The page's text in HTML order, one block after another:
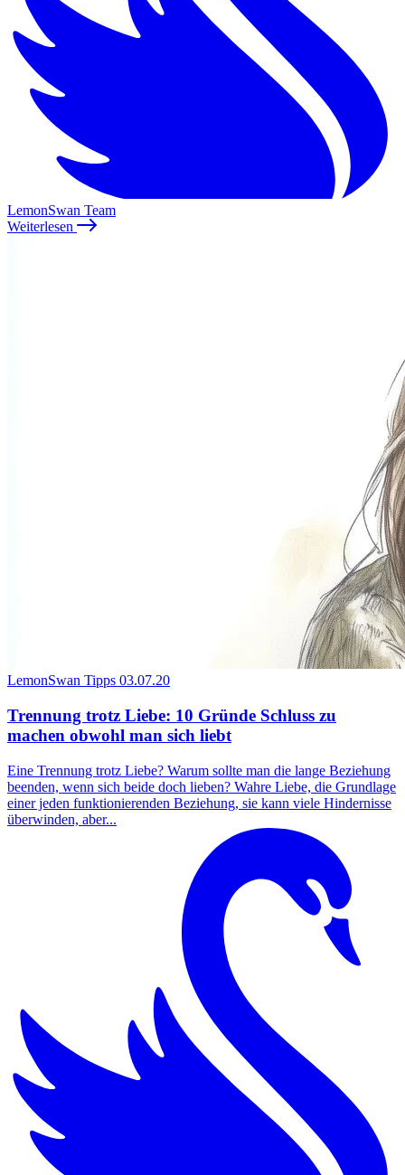
LemonSwan Team
Weiterlesen
LemonSwan Tipps 03.07.20
Trennung trotz Liebe: 10 Gründe Schluss zu
machen obwohl man sich liebt
Eine Trennung trotz Liebe? Warum sollte man die lange Beziehung
beenden, wenn sich beide doch lieben? Wahre Liebe, die Grundlage
einer jeden funktionierenden Beziehung, sie kann viele Hindernisse
überwinden, aber...